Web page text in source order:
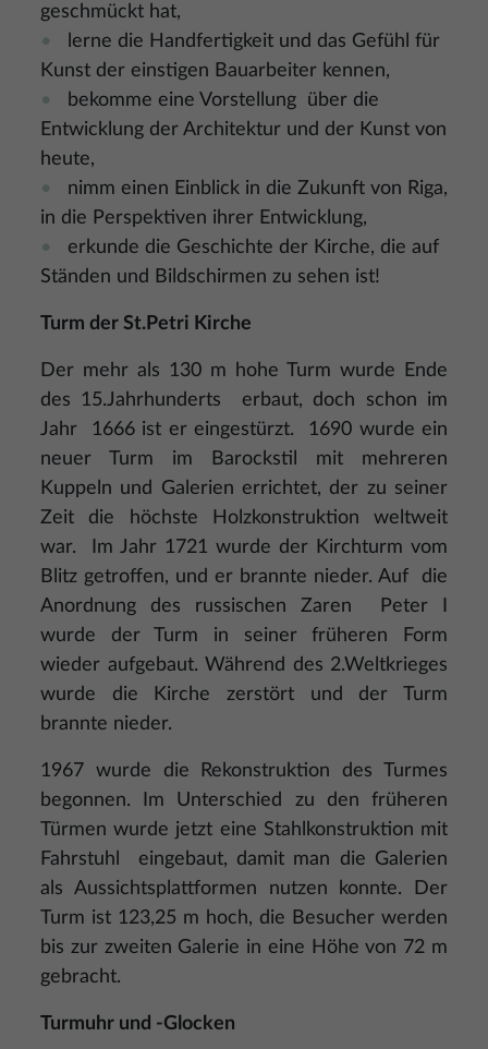
geschmückt hat,
lerne die Handfertigkeit und das Gefühl für
Kunst der einstigen Bauarbeiter kennen,
bekomme eine Vorstellung über die
Entwicklung der Architektur und der Kunst von
heute,
nimm einen Einblick in die Zukunft von Riga,
in die Perspektiven ihrer Entwicklung,
erkunde die Geschichte der Kirche, die auf
Ständen und Bildschirmen zu sehen ist!
Turm der St.Petri Kirche
Der mehr als 130 m hohe Turm wurde Ende
des 15.Jahrhunderts erbaut, doch schon im
Jahr 1666 ist er eingestürzt. 1690 wurde ein
neuer Turm im Barockstil mit mehreren
Kuppeln und Galerien errichtet, der zu seiner
Zeit die höchste Holzkonstruktion weltweit
war. Im Jahr 1721 wurde der Kirchturm vom
Blitz getroffen, und er brannte nieder. Auf die
Anordnung des russischen Zaren Peter I
wurde der Turm in seiner früheren Form
wieder aufgebaut. Während des 2.Weltkrieges
wurde die Kirche zerstört und der Turm
brannte nieder.
1967 wurde die Rekonstruktion des Turmes
begonnen. Im Unterschied zu den früheren
Türmen wurde jetzt eine Stahlkonstruktion mit
Fahrstuhl eingebaut, damit man die Galerien
als Aussichtsplattformen nutzen konnte. Der
Turm ist 123,25 m hoch, die Besucher werden
bis zur zweiten Galerie in eine Höhe von 72 m
gebracht.
Turmuhr und -Glocken